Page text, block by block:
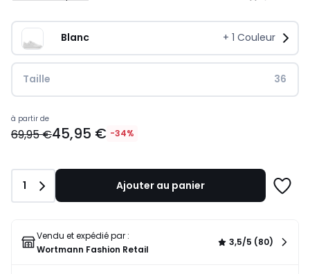
Blanc + 1 Couleur
Taille 36
69,95
€.
à partir de
69,95 €45,95 € -34%
Quantité
1 Ajouter au panier
Vendu et expédié par :
Wortmann Fashion Retail
3,5/5 (80)